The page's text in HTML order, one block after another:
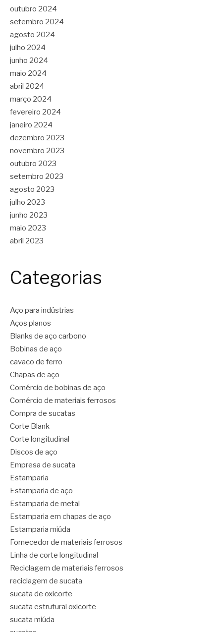
outubro 2024
setembro 2024
agosto 2024
julho 2024
junho 2024
maio 2024
abril 2024
março 2024
fevereiro 2024
janeiro 2024
dezembro 2023
novembro 2023
outubro 2023
setembro 2023
agosto 2023
julho 2023
junho 2023
maio 2023
abril 2023
Categorias
Aço para indústrias
Aços planos
Blanks de aço carbono
Bobinas de aço
cavaco de ferro
Chapas de aço
Comércio de bobinas de aço
Comércio de materiais ferrosos
Compra de sucatas
Corte Blank
Corte longitudinal
Discos de aço
Empresa de sucata
Estamparia
Estamparia de aço
Estamparia de metal
Estamparia em chapas de aço
Estamparia miúda
Fornecedor de materiais ferrosos
Linha de corte longitudinal
Reciclagem de materiais ferrosos
reciclagem de sucata
sucata de oxicorte
sucata estrutural oxicorte
sucata miúda